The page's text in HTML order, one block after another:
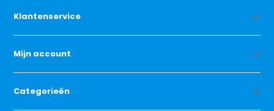
Klantenservice
Mijn account
Categorieën